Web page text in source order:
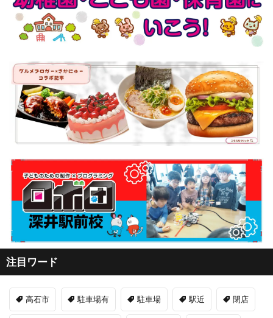
注目ワード
高石市 駐車場有 駐車場 駅近 閉店